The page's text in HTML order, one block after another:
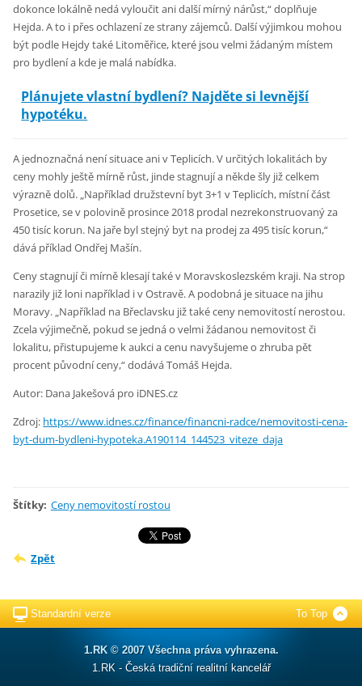
dokonce lokálně nedá vyloučit ani další mírný nárůst,“ doplňuje
Hejda. A to i přes ochlazení ze strany zájemců. Další výjimkou mohou
být podle Hejdy také Litoměřice, které jsou velmi žádaným místem
pro bydlení a kde je malá nabídka.
Plánujete vlastní bydlení? Najděte si levnější
hypotéku.
A jednoznačná není situace ani v Teplicích. V určitých lokalitách by
ceny mohly ještě mírně růst, jinde stagnují a někde šly již celkem
výrazně dolů. „Například družstevní byt 3+1 v Teplicích, místní část
Prosetice, se v polovině prosince 2018 prodal nezrekonstruovaný za
450 tisíc korun. Na jaře byl stejný byt na prodej za 495 tisíc korun,“
dává příklad Ondřej Mašín.
Ceny stagnují či mírně klesají také v Moravskoslezském kraji. Na strop
narazily již loni například i v Ostravě. A podobná je situace na jihu
Moravy. „Například na Břeclavsku již také ceny nemovitostí nerostou.
Zcela výjimečně, pokud se jedná o velmi žádanou nemovitost či
lokalitu, přistupujeme k aukci a cenu navyšujeme o zhruba pět
procent původní ceny,“ dodává Tomáš Hejda.
Autor: Dana Jakešová pro iDNES.cz
Zdroj: https://www.idnes.cz/finance/financni-radce/nemovitosti-cena-
byt-dum-bydleni-hypoteka.A190114_144523_viteze_daja
Štítky: Ceny nemovitostí rostou
Zpět
Standardní verze To Top
1.RK © 2007 Všechna práva vyhrazena.
1.RK - Česká tradiční realitní kancelář